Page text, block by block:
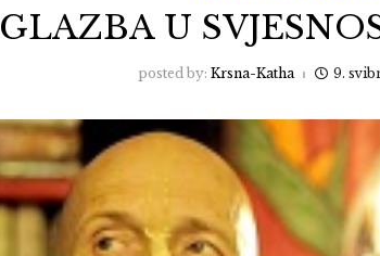
GLAZBA U
posted by: Krsna-Katha 9.